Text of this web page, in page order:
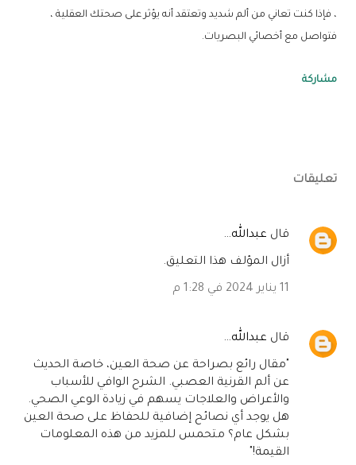
، فإذا كنت تعاني من ألم شديد وتعتقد أنه يؤثر على صحتك العقلية ،
فتواصل مع أخصائي البصريات.
مشاركة
تعليقات
‏قال عبدالله…
أزال المؤلف هذا التعليق.
11 يناير 2024 في 1:28 م
‏قال عبدالله…
"مقال رائع بصراحة عن صحة العين، خاصة الحديث
عن ألم القرنية العصبي. الشرح الوافي للأسباب
والأعراض والعلاجات يسهم في زيادة الوعي الصحي.
هل يوجد أي نصائح إضافية للحفاظ على صحة العين
بشكل عام؟ متحمس للمزيد من هذه المعلومات
القيمة!"